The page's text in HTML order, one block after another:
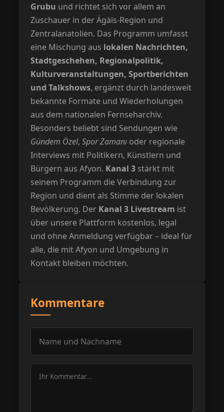
Grubu und richtet sich vor allem an
Zuschauer in der Ägäis-Region und
Zentralanatolien. Das Programm umfasst
eine Mischung aus lokalen Nachrichten,
Stadtgeschehen, Regionalpolitik,
Kulturveranstaltungen, Sportberichten
und Talkshows, ergänzt durch landesweit
bekannte Formate und Wiederholungen
aus dem nationalen Fernseharchiv.
Besonders beliebt sind Sendungen wie
Gündem Özel,Spor Zamanı oder regionale
Interviews mit Politikern, Künstlern und
Bürgern aus Afyon. Kanal 3 stärkt mit
seinem Programm die Verbindung zur
Region und dient als Stimme der lokalen
Bevölkerung. Der Kanal 3 Livestream ist
über unsere Plattform kostenlos, legal
und ohne Anmeldung verfügbar – ideal für
alle, die mit Afyon und Umgebung in
Kontakt bleiben möchten.
Kommentare